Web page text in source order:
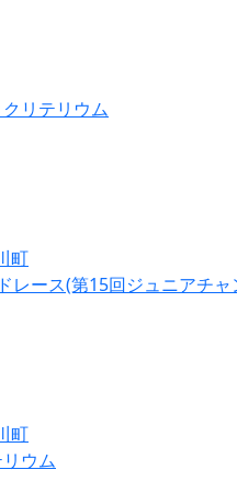
リテリウム
町
レース(第15回ジュニアチャ
町
ウム